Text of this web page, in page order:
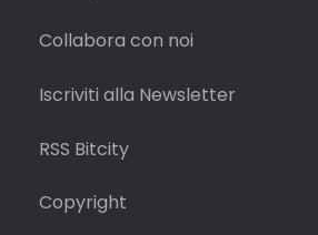
Collabora con noi
Iscriviti alla Newsletter
RSS Bitcity
Copyright